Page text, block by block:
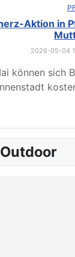
Aktion in
2026-05-04
können sich